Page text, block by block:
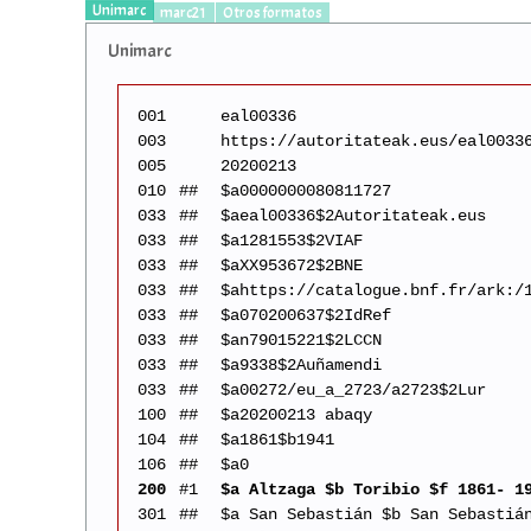
Unimarc marc21 Otros formatos
Unimarc
001
eal00336
003
https://autoritateak.eus/
005
20200213
010
##
$a0000000080811727
033
##
$aeal00336$2Autoritateak.eus
033
##
$a1281553$2VIAF
033
##
$aXX953672$2BNE
033
##
$ahttps://catalogue.bnf.fr/ark:/
033
##
$a070200637$2IdRef
033
##
$an79015221$2LCCN
033
##
$a9338$2Auñamendi
033
##
$a00272/eu_a_2723/a2723$2Lur
100
##
$a20200213 abaqy
104
##
$a1861$b1941
106
##
$a0
200
#1
$a Altzaga $b Toribio $f 1861-
301
##
$a San Sebastián $b San